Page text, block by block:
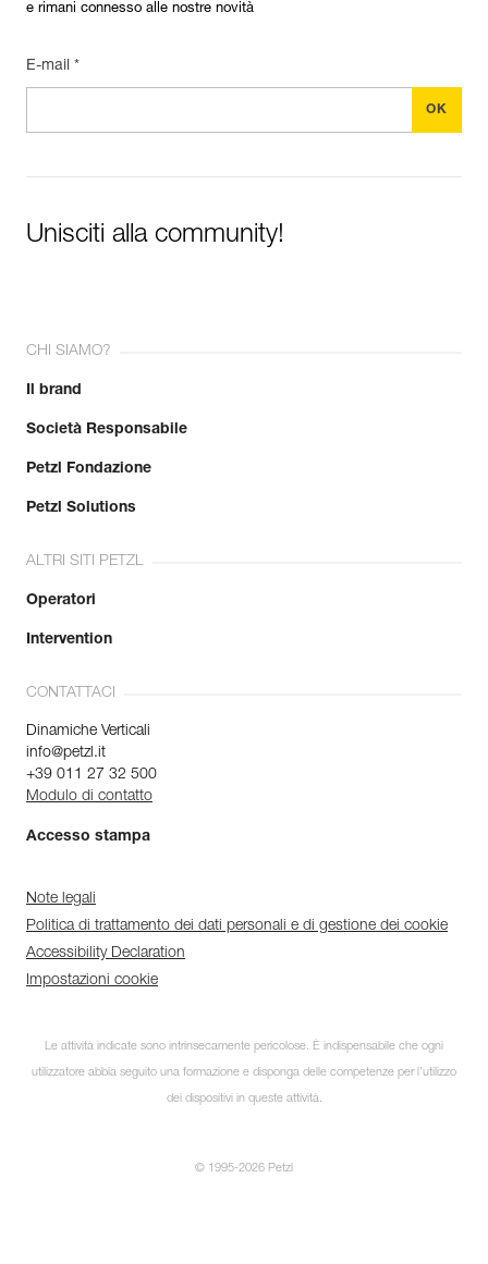
Scopri ePPEcentre
Semplifica il controllo e la
e rimani connesso alle nostre novità
E-mail *
Unisciti alla community!
CHI SIAMO?
Il brand
Società Responsabile
Petzl Fondazione
Petzl Solutions
ALTRI SITI PETZL
Operatori
Intervention
CONTATTACI
Dinamiche Verticali
info@petzl.it
+39 011 27 32 500
Modulo di contatto
Accesso stampa
Note legali
Politica di trattamento dei dati personali e di gestione dei cookie
Accessibility Declaration
Impostazioni cookie
Le attività indicate sono intrinsecamente pericolose. È indispensabile che ogni
utilizzatore abbia seguito una formazione e disponga delle competenze per l’utilizzo
dei dispositivi in queste attività.
© 1995-2026 Petzl